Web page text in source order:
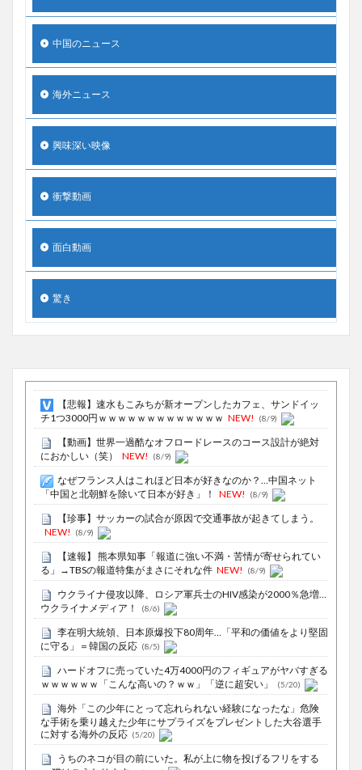
中国のニュース
海外ニュース
興味深い映像
衝撃動画
面白動画
驚き
【悲報】速水もこみちが新オープンしたカフェ、サンドイッ
チ1つ3000円ｗｗｗｗｗｗｗｗｗｗｗｗｗ NEW! (8/9)
【動画】世界一過酷なオフロードレースのコース設計が絶対
におかしい（笑）
NEW! (8/9)
なぜフランス人はこれほど日本が好きなのか？…中国ネット
「中国と北朝鮮を除いて日本が好き」！
NEW! (8/9)
【珍事】サッカーの試合が原因で交通事故が起きてしまう。
NEW!
(8/9)
【速報】 熊本県知事「報道に強い不満・苦情が寄せられてい
る」→TBSの報道特集がまさにそれな件 NEW! (8/9)
ウクライナ侵攻以降、ロシア軍兵士のHIV感染が2000％急増…
ウクライナメディア！
(8/6)
李在明大統領、日本原爆投下80周年…「平和の価値をより堅固
に守る」＝韓国の反応 (8/5)
ハードオフに売っていた4万4000円のフィギュアがヤバすぎる
ｗｗｗｗｗｗ「こんな高いの？ｗｗ」「逆に超安い」
(5/20)
海外「この少年にとって忘れられない経験になったな」危険
な手術を乗り越えた少年にサプライズをプレゼントした大谷選手
に対する海外の反応 (5/20)
うちのネコが目の前にいた。私が上に物を投げるフリをする